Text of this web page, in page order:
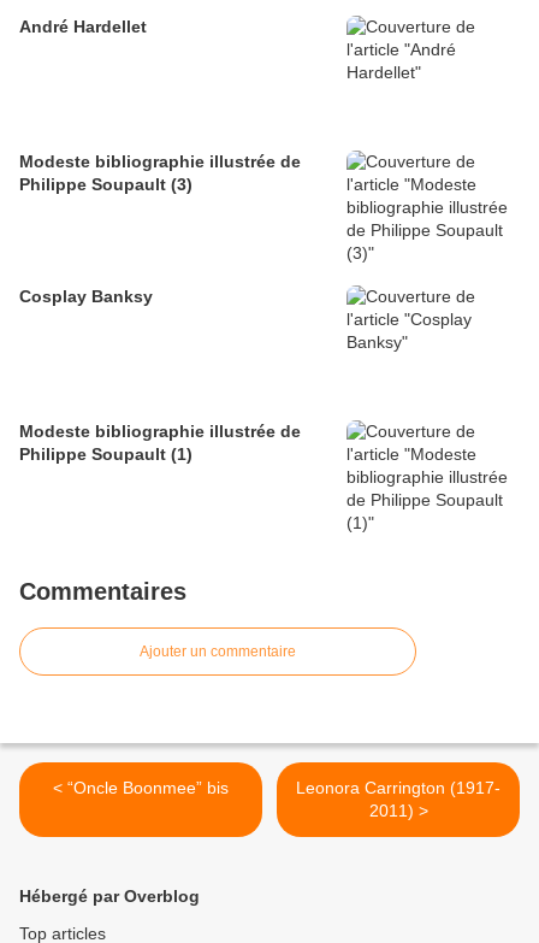
André Hardellet
Modeste bibliographie illustrée de
Philippe Soupault (3)
Cosplay Banksy
Modeste bibliographie illustrée de
Philippe Soupault (1)
Commentaires
Ajouter un commentaire
< “Oncle Boonmee” bis
Leonora Carrington (1917-
2011) >
Hébergé par Overblog
Top articles